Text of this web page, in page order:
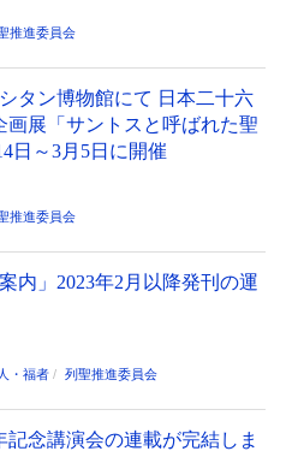
推進委員会
タン博物館にて 日本二十六
画展「サントスと呼ばれた聖
日～3月5日に開催
推進委員会
内」2023年2月以降発刊の運
・福者 列聖推進委員会
記念講演会の連載が完結しま